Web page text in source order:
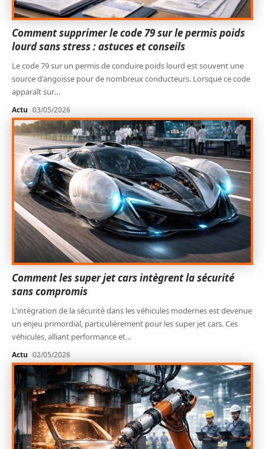
Comment supprimer le code 79 sur le permis poids
lourd sans stress : astuces et conseils
Le code 79 sur un permis de conduire poids lourd est souvent une
source d'angoisse pour de nombreux conducteurs. Lorsque ce code
apparaît sur…
Actu 03/05/2026
Comment les super jet cars intègrent la sécurité
sans compromis
L'intégration de la sécurité dans les véhicules modernes est devenue
un enjeu primordial, particulièrement pour les super jet cars. Ces
véhicules, alliant performance et…
Actu 02/05/2026